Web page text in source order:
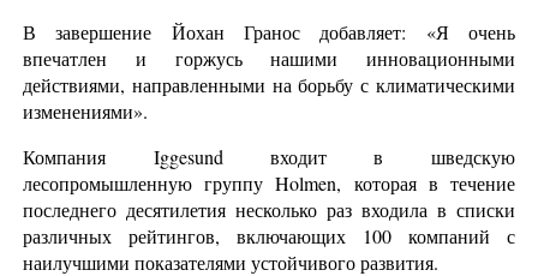
В завершение Йохан Гранос добавляет: «Я очень
впечатлен и горжусь нашими инновационными
действиями, направленными на борьбу с климатическими
изменениями».
Компания Iggesund входит в шведскую
лесопромышленную группу Holmen, которая в течение
последнего десятилетия несколько раз входила в списки
различных рейтингов, включающих 100 компаний с
наилучшими показателями устойчивого развития.